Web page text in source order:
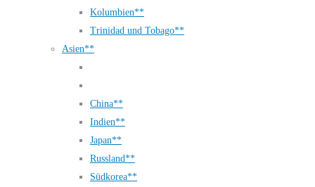
Kolumbien**
Trinidad und Tobago**
Asien**
China**
Indien**
Japan**
Russland**
Südkorea**